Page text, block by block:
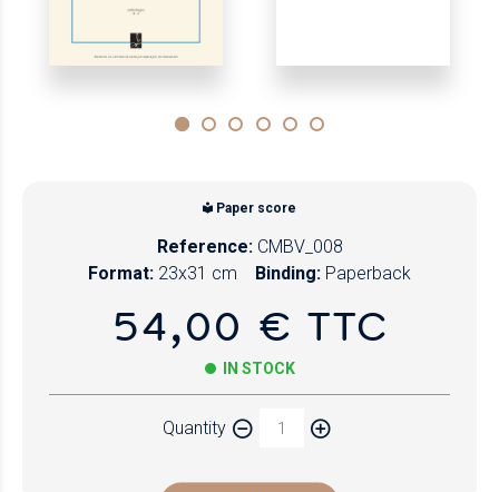
Paper score
Reference: CMBV_008
Format: 23x31 cm Binding: Paperback
54,00 € TTC
IN STOCK
Quantity